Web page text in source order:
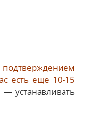
есть еще 10-15
— устанавливать